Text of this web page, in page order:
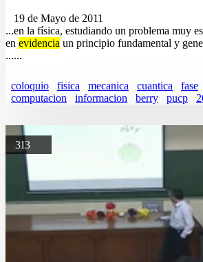
19 de Mayo de 2011
...en la física, estudiando un problema muy
en evidencia un principio fundamental y
......
coloquio fisica mecanica cuantica fase
computacion
informacion berry pucp
313